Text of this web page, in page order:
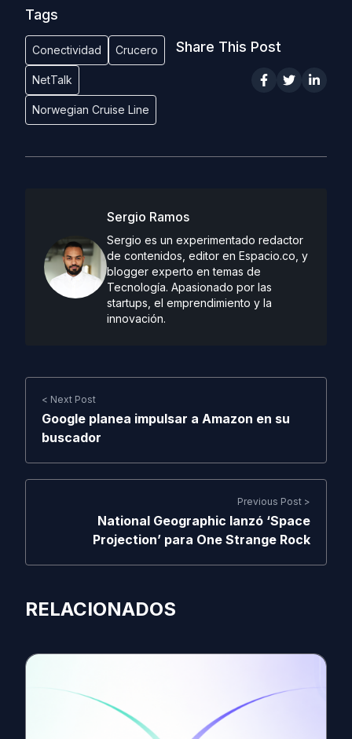
Tags
Conectividad Crucero
NetTalk
Norwegian Cruise Line
Share This Post
Sergio Ramos
Sergio es un experimentado redactor
de contenidos, editor en Espacio.co, y
blogger experto en temas de
Tecnología. Apasionado por las
startups, el emprendimiento y la
innovación.
< Next Post
Google planea impulsar a Amazon en su
buscador
Previous Post >
National Geographic lanzó ‘Space
Projection’ para One Strange Rock
RELACIONADOS